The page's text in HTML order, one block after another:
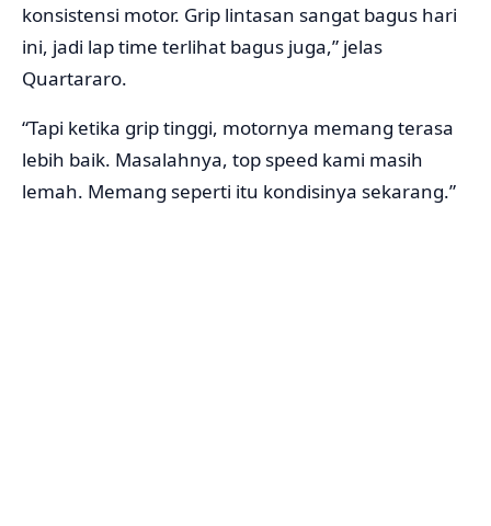
konsistensi motor. Grip lintasan sangat bagus hari
ini, jadi lap time terlihat bagus juga,” jelas
Quartararo.
“Tapi ketika grip tinggi, motornya memang terasa
lebih baik. Masalahnya, top speed kami masih
lemah. Memang seperti itu kondisinya sekarang.”